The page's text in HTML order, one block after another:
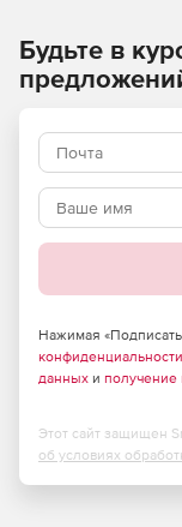
Будьте в
Нажимая
конфиденциальности
данных и
Этот сайт защищен
об условиях